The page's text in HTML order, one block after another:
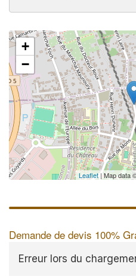
+
−
Leaflet| Map data
Demande de devis 100%
Erreur lors du